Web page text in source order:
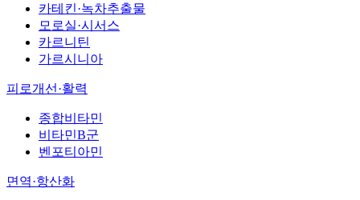
카테킨·녹차추출물
모로실·시서스
카르니틴
가르시니아
피로개선·활력
종합비타민
비타민B군
벤포티아민
면역·항산화